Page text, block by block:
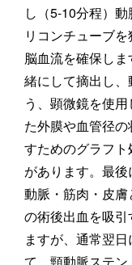
し（5-10分程）
リコンチューブを
脳血流を確保し
緒にして摘出し
う、顕微鏡を使
た外膜や血管径
すためのグラフ
があります。最
動脈・筋肉・皮
の術後出血を吸
ますが、通常翌
て、頸動脈ステ